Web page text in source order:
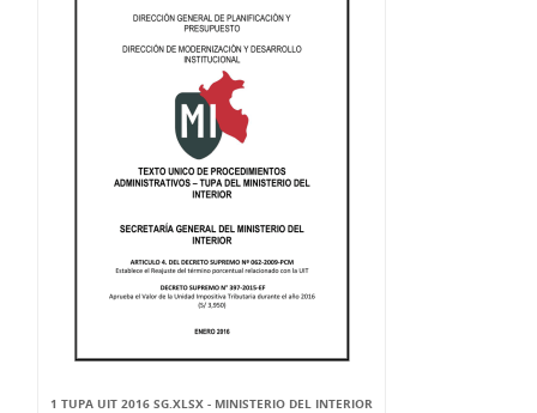
1 TUPA UIT 2016 SG.XLSX - MINISTERIO DEL INTERIOR